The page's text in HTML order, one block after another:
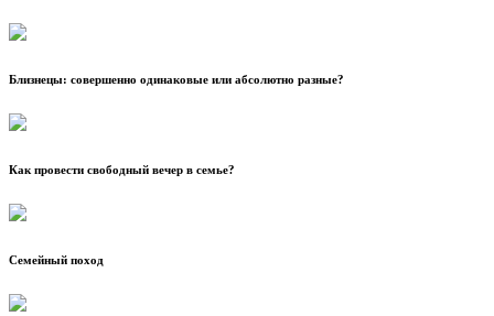
Близнецы: совершенно одинаковые или абсолютно разные?
Как провести свободный вечер в семье?
Семейный поход